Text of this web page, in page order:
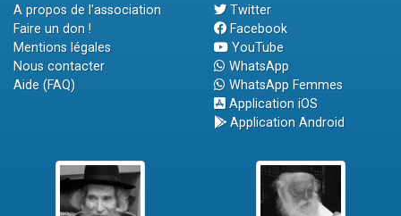
A propos de l'association
Faire un don !
Mentions légales
Nous contacter
Aide (FAQ)
Twitter
Facebook
YouTube
WhatsApp
WhatsApp Femmes
Application iOS
Application Android